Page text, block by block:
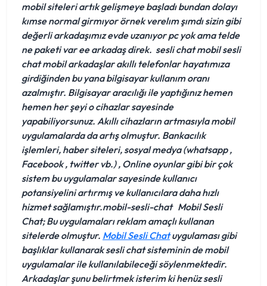
mobil siteleri artık gelişmeye başladı bundan dolayı
kımse normal girmıyor örnek verelım şımdı sizin gibi
değerli arkadaşımız evde uzanıyor pc yok ama telde
ne paketi var ee arkadaş direk. sesli chat mobilsesli
chat mobil arkadaşlar akıllı telefonlar hayatımıza
girdiğinden bu yana bilgisayar kullanım oranı
azalmıştır. Bilgisayar aracılığı ile yaptığınız hemen
hemen her şeyi o cihazlar sayesinde
yapabiliyorsunuz. Akıllı cihazların artmasıyla mobil
uygulamalarda da artış olmuştur. Bankacılık
işlemleri, haber siteleri, sosyal medya (whatsapp ,
Facebook , twitter vb.) , Online oyunlar gibi bir çok
sistem bu uygulamalar sayesinde kullanıcı
potansiyelini artırmış ve kullanıcılara daha hızlı
hizmet sağlamıştır.mobil-sesli-chat Mobil Sesli
Chat; Bu uygulamaları reklam amaçlı kullanan
sitelerde olmuştur. Mobil Sesli Chatuygulaması gibi
başlıklar kullanarak sesli chat sisteminin de mobil
uygulamalar ile kullanılabileceği söylenmektedir.
Arkadaşlar şunu belirtmek isterim ki henüz sesli